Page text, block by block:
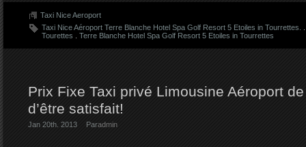
Taxi Nice Aeroport
Taxi Nice Aéroport Terre Blanche Hotel Spa Golf Resort 5 Etoiles in Tourrettes.
Tourettes
Terre Blanche Hotel Spa Golf Resort 5 Etoiles in Tourrettes
Prix Fixe Taxi privé Limousine Aéroport
d’être satisfait!
Jan 20th. 2013 Paradmin